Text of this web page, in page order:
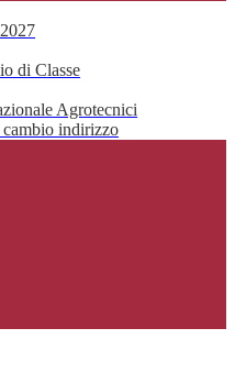
di Classe
Agrotecnici
cambio indirizzo